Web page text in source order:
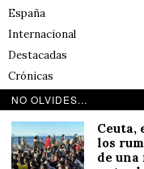
España
Internacional
Destacadas
Crónicas
Noticias de deportes en
Reflexiones
NO OLVIDES...
Ceuta,
los
de una